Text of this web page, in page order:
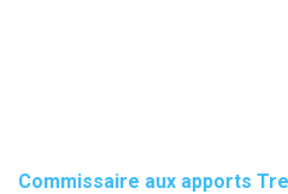
Commissaire aux apports